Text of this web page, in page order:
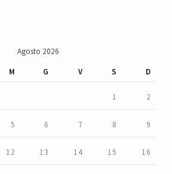
Agosto 2026
M G V S D
1 2
5 6 7 8 9
12 13 14 15 16